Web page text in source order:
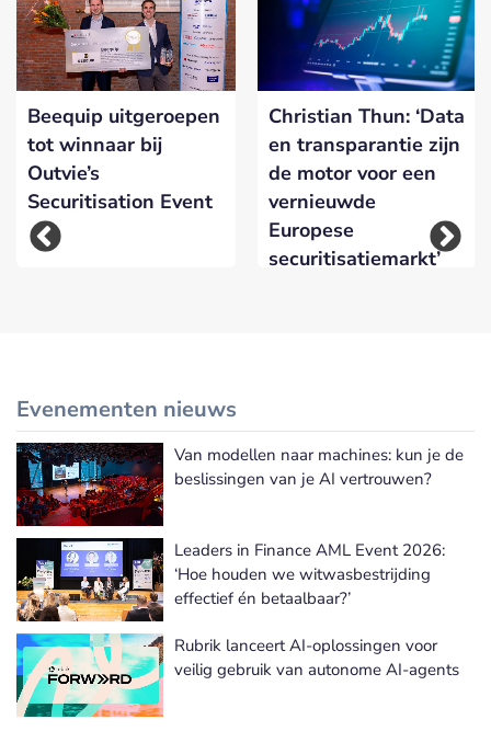
Beequip uitgeroepen
tot winnaar bij
Outvie’s
Securitisation Event
Christian Thun: ‘Data
en transparantie zijn
de motor voor een
vernieuwde
Europese
securitisatiemarkt’
Evenementen nieuws
Meer Evenementen nieuws
Van modellen naar machines: kun je de
beslissingen van je AI vertrouwen?
Leaders in Finance AML Event 2026:
‘Hoe houden we witwasbestrijding
effectief én betaalbaar?’
Rubrik lanceert AI-oplossingen voor
veilig gebruik van autonome AI-agents